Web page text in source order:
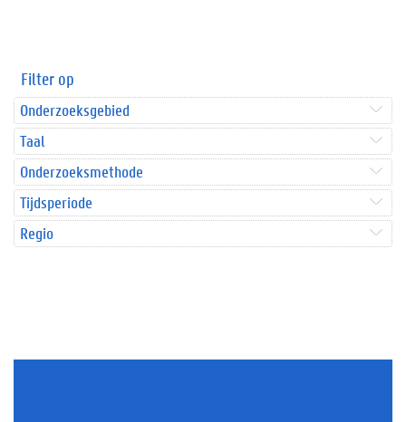
Filter op
Onderzoeksgebied
Taal
Onderzoeksmethode
Tijdsperiode
Regio